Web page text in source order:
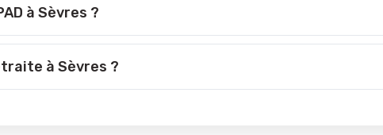
à Sèvres ?
à Sèvres ?